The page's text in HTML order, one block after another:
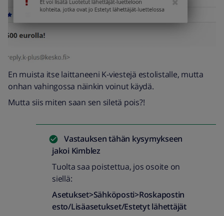
En muista itse laittaneeni K-viestejä estolistalle, mutta
onhan vahingossa näinkin voinut käydä.
Mutta siis miten saan sen siletä pois?!
Vastauksen tähän kysymykseen
jakoi Kimblez
Tuolta saa poistettua, jos osoite on
siellä:
Asetukset>Sähköposti>Roskapostin
esto/Lisäasetukset/Estetyt lähettäjät